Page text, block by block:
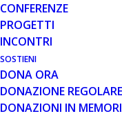
CONFERENZE
PROGETTI
INCONTRI
SOSTIENI
DONA ORA
DONAZIONE REGOLARE
DONAZIONI IN
Parent